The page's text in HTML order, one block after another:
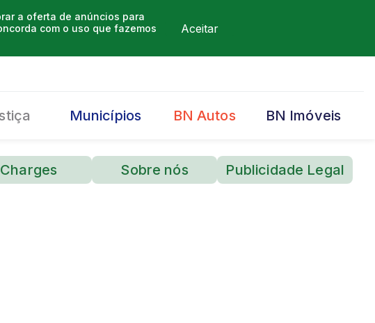
a oferta de anúncios para
com o uso que fazemos
Aceitar
Municípios BN Autos BN Imóveis
Charges Sobre nós Publicidade Legal